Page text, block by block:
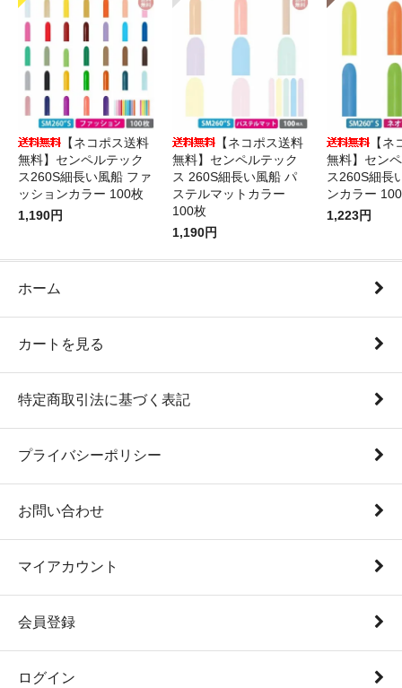
【ネコポス送料
無料】センペルテック
ス260S細長い風船 ファ
ッションカラー 100枚
1,190円
【ネコポス送料
無料】センペルテック
ス 260S細長い風船 パ
ステルマットカラー
100枚
1,190円
【
無料】セン
ス260S細長
ンカラー
1,223円
ホーム
カートを見る
特定商取引法に基づく表記
プライバシーポリシー
お問い合わせ
マイアカウント
会員登録
ログイン